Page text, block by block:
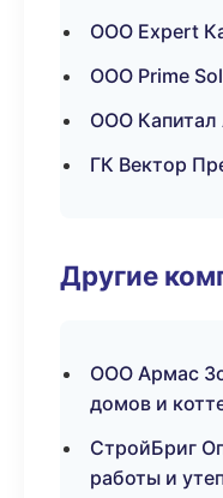
ООО Expert
ООО Prime
ООО Капитал
ГК Вектор
Другие
ООО Армас
домов и
СтройБриг
работы и